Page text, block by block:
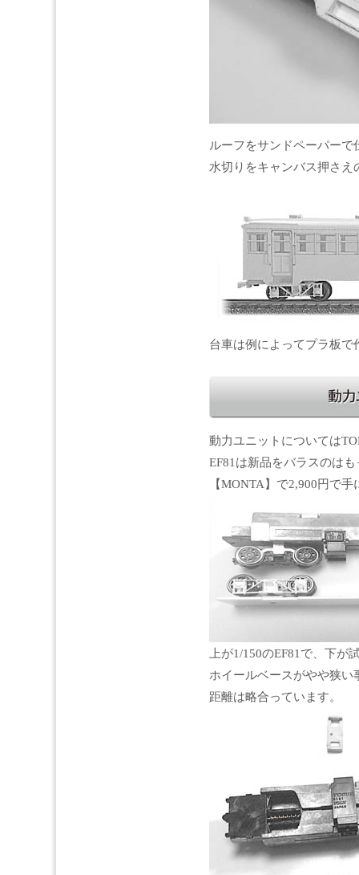
ルーフをサンドペーパーで
水切りをキャンバス押さ
台車は例によってプラ板で
動力ユニットについては
EF81は新品をバラスのは
【MONTA】で2,900円で
上が1/150のEF81で、下
ホイールベースがやや狭
距離は略合っています。